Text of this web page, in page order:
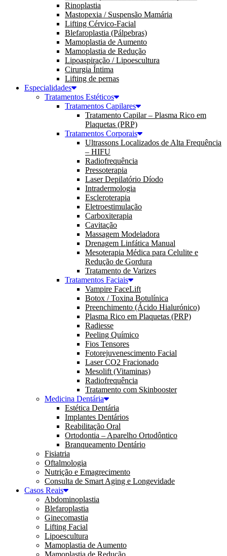
Rinoplastia
Mastopexia / Suspensão Mamária
Lifting Cérvico-Facial
Blefaroplastia (Pálpebras)
Mamoplastia de Aumento
Mamoplastia de Redução
Lipoaspiração / Lipoescultura
Cirurgia Íntima
Lifting de pernas
Especialidades
Tratamentos Estéticos
Tratamentos Capilares
Tratamento Capilar – Plasma Rico em
Plaquetas (PRP)
Tratamentos Corporais
Ultrassons Localizados de Alta Frequência
– HIFU
Radiofrequência
Pressoterapia
Laser Depilatório Díodo
Intradermologia
Escleroterapia
Eletroestimulação
Carboxiterapia
Cavitação
Massagem Modeladora
Drenagem Linfática Manual
Mesoterapia Médica para Celulite e
Redução de Gordura
Tratamento de Varizes
Tratamentos Faciais
Vampire FaceLift
Botox / Toxina Botulínica
Preenchimento (Ácido Hialurónico)
Plasma Rico em Plaquetas (PRP)
Radiesse
Peeling Químico
Fios Tensores
Fotorejuvenescimento Facial
Laser CO2 Fracionado
Mesolift (Vitaminas)
Radiofrequência
Tratamento com Skinbooster
Medicina Dentária
Estética Dentária
Implantes Dentários
Reabilitação Oral
Ortodontia – Aparelho Ortodôntico
Branqueamento Dentário
Fisiatria
Oftalmologia
Nutrição e Emagrecimento
Consulta de Smart Aging e Longevidade
Casos Reais
Abdominoplastia
Blefaroplastia
Ginecomastia
Lifting Facial
Lipoescultura
Mamoplastia de Aumento
Mamoplastia de Redução